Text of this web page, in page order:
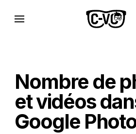
C-VC – Internet Libre,
Geek
Logiciels libres, esprit
Nombre de
et vidéos
Google